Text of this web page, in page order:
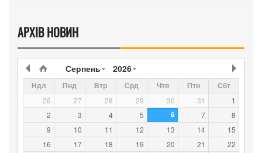
АРХІВ НОВИН
Серпень 2026
Ндл Пнд Втр Срд Чтв Птн Сбт
26 27 28 29 30 31
1
2
3 4 5 6 7
8
9
10 11 12 13 14
15
16
17 18 19 20 21
22